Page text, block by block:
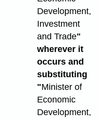
Development,
Investment
and Trade"
wherever it
occurs and
substituting
"Minister of
Economic
Development,